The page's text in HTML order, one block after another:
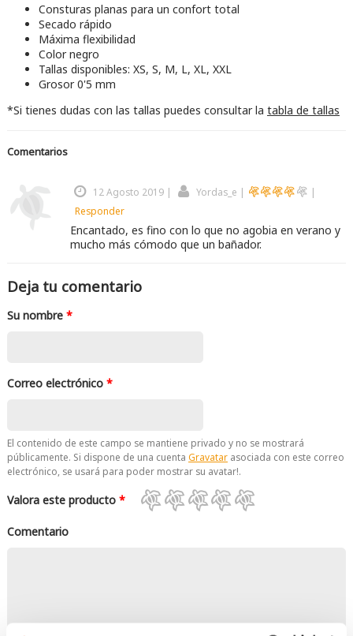
Consturas planas para un confort total
Secado rápido
Máxima flexibilidad
Color negro
Tallas disponibles: XS, S, M, L, XL, XXL
Grosor 0'5 mm
*Si tienes dudas con las tallas puedes consultar la tabla de tallas
Comentarios
12 Agosto 2019| Yordas_e |
|
Responder
Encantado, es fino con lo que no agobia en verano y
mucho más cómodo que un bañador.
Deja tu comentario
Su nombre *
Correo electrónico *
El contenido de este campo se mantiene privado y no se mostrará
públicamente. Si dispone de una cuenta Gravatarasociada con este correo
electrónico, se usará para poder mostrar su avatar!.
Valora este producto *
Comentario